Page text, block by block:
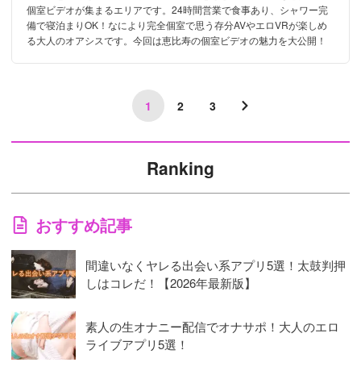
個室ビデオが集まるエリアです。24時間営業で食事あり、シャワー完
備で寝泊まりOK！なにより完全個室で思う存分AVやエロVRが楽しめ
る大人のオアシスです。今回は恵比寿の個室ビデオの魅力を大公開！
1 2 3
Ranking
おすすめ記事
間違いなくヤレる出会い系アプリ5選！太鼓判押
しはコレだ！【2026年最新版】
素人の生オナニー配信でオナサポ！大人のエロ
ライブアプリ5選！